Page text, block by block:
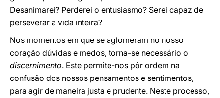
Desanimarei? Perderei o entusiasmo? Serei capaz de
perseverar a vida inteira?
Nos momentos em que se aglomeram no nosso
coração dúvidas e medos, torna-se necessário o
discernimento. Este permite-nos pôr ordem na
confusão dos nossos pensamentos e sentimentos,
para agir de maneira justa e prudente. Neste processo,